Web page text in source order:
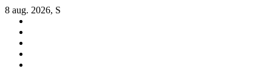
Sari
conținut
8 aug. 2026, S